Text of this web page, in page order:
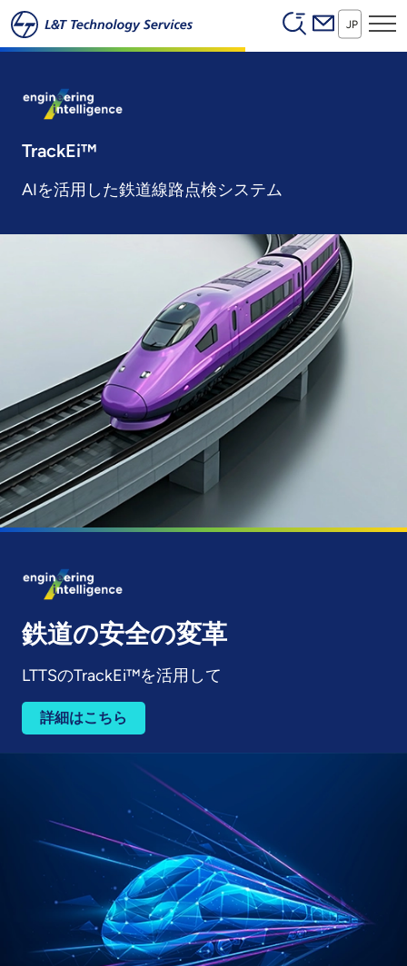
本文へスキップ Header
JP
TrackEi™
AIを活用した鉄道線路点検システム
鉄道の安全の変革
LTTSのTrackEi™を活用して
詳細はこちら